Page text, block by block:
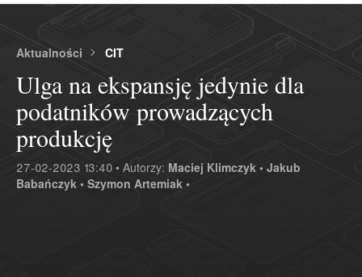
Type 3 or more characters for results.
Aktualności CIT
Ulga na ekspansję jedynie dla
podatników prowadzących
produkcję
27-02-2023 13:40 • Autorzy: Maciej Klimczyk • Jakub
Babańczyk • Szymon Artemiak •